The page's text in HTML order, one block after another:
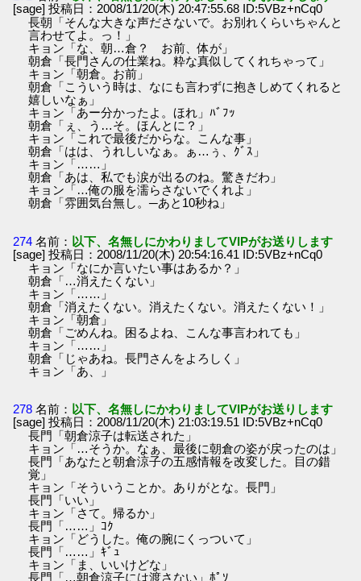
[sage] 投稿日：2008/11/20(木) 20:47:55.68 ID:5VBz+nCq0
長朝「そんな大きな声ださないで。お別れくらいちゃんと
言わせてよ。っ！」
キョン「な、朝…倉？ お前、体が」
朝倉「長門さんの仕業ね。粋な真似してくれちゃって」
キョン「朝倉。お前」
朝倉「こういう時は、なにも言わずに抱きしめてくれると
嬉しいなぁ」
キョン「あー分かったよ。ほれ」ﾊﾞﾌｯ
朝倉「ぇ、う…そ。ほんとに？」
キョン「これで最後だからな。こんな事」
朝倉「はは、うれしいなぁ。ぁ…ぅ、ｸﾞｽ」
キョン「……」
朝倉「あは、私でも涙が出るのね。驚きだわ」
キョン「…俺の服を濡らさないでくれよ」
朝倉「雰囲気台無し。─あと10秒ね」
274 名前： 以下、名無しにかわりましてVIPがお送りします
[sage] 投稿日：2008/11/20(木) 20:54:16.41 ID:5VBz+nCq0
キョン「なにか言いたい事はあるか？」
朝倉「…消えたくない」
キョン「……」
朝倉「消えたくない。消えたくない。消えたくない！」
キョン「朝倉」
朝倉「ごめんね。困るよね、こんな事言われても」
キョン「……」
朝倉「じゃあね。長門さんをよろしく」
キョン「あ、」
278 名前： 以下、名無しにかわりましてVIPがお送りします
[sage] 投稿日：2008/11/20(木) 21:03:19.51 ID:5VBz+nCq0
長門「朝倉涼子は転送された」
キョン「…そうか。なぁ、最後に朝倉の姿が戻ったのは」
長門「あなたと朝倉涼子の五感情報を改変した。目の錯
覚」
キョン「そういうことか。ありがとな。長門」
長門「いい」
キョン「さて。帰るか」
長門「……」ｺｸ
キョン「どうした。俺の腕にくっついて」
長門「……」ｷﾞｭ
キョン「ま、いいけどな」
長門「…朝倉涼子には渡さない」ﾎﾟｿ